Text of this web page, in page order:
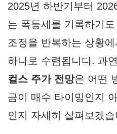
2025년 하반기부터
는 폭등세를 기록하기
조정을 반복하는 상황
하나로 수렴됩니다. 과연
컬스 주가 전망은 어떤
금이 매수 타이밍인지
인지 자세히 살펴보겠습